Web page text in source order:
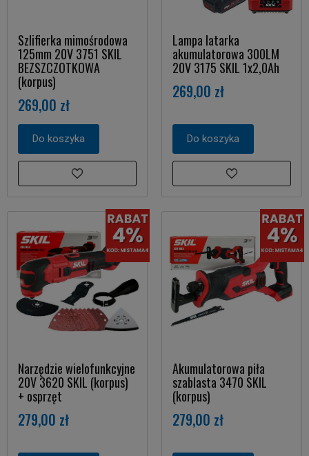
Szlifierka mimośrodowa
125mm 20V 3751 SKIL
BEZSZCZOTKOWA
(korpus)
269,00 zł
Do koszyka
Lampa latarka
akumulatorowa 300LM
20V 3175 SKIL 1x2,0Ah
269,00 zł
Do koszyka
Narzędzie wielofunkcyjne
20V 3620 SKIL (korpus)
+ osprzęt
279,00 zł
Akumulatorowa piła
szablasta 3470 SKIL
(korpus)
279,00 zł